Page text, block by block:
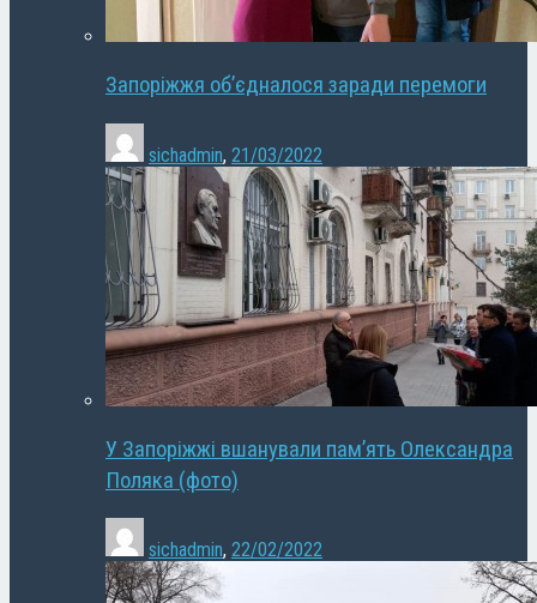
Запоріжжя об’єдналося заради перемоги
sichadmin, 21/03/2022
У Запоріжжі вшанували пам’ять Олександра
Поляка (фото)
sichadmin, 22/02/2022